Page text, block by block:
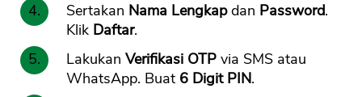
Sertakan Nama Lengkapdan Password.
Klik Daftar.
Lakukan Verifikasi OTP via SMS atau
WhatsApp. Buat 6 Digit PIN.